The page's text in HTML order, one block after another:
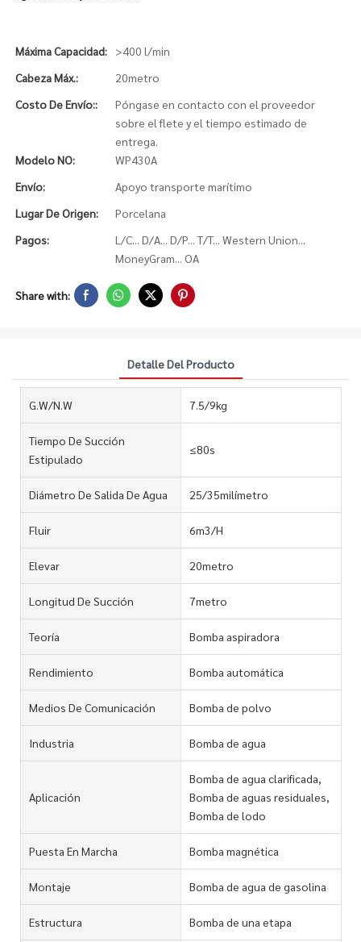
Máxima Capacidad:
>400 l/min
Cabeza Máx.:
20metro
Costo De Envío::
Póngase en contacto con el proveedor
sobre el flete y el tiempo estimado de
entrega.
Modelo NO:
WP430A
Envío:
Apoyo transporte marítimo
Lugar De Origen:
Porcelana
Pagos:
L/C... D/A... D/P... T/T... Western Union...
MoneyGram... OA
Share with:
Detalle Del Producto
G.W/N.W 7.5/9kg
Tiempo De Succión
Estipulado
≤80s
Diámetro De Salida De Agua 25/35milímetro
Fluir 6m3/H
Elevar 20metro
Longitud De Succión 7metro
Teoría Bomba aspiradora
Rendimiento Bomba automática
Medios De Comunicación Bomba de polvo
Industria Bomba de agua
Aplicación
Bomba de agua clarificada,
Bomba de aguas residuales,
Bomba de lodo
Puesta En Marcha Bomba magnética
Montaje Bomba de agua de gasolina
Estructura Bomba de una etapa